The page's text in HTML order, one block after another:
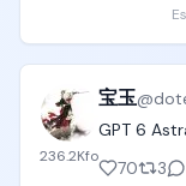
传过去的
236.2Kfo
宝玉@
GPT 6
70
3